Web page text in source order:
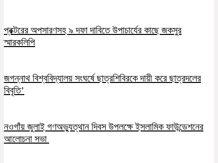
প্রক্টরের অপসারণসহ ৯ দফা দাবিতে উপাচার্যের কাছে জকসুর
স্মারকলিপি
জগন্নাথ বিশ্ববিদ্যালয় সংঘর্ষে ছাত্রশিবিরকে দায়ী করে ছাত্রদলের
বিবৃতি’
নওগাঁয় জুলাই গণঅভ্যুত্থান দিবস উপলক্ষে ইসলামিক ফাউন্ডেশনের
আলোচনা সভা